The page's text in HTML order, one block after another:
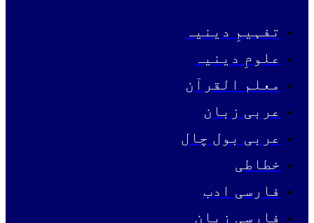
تفہیمِ دینیہ
علومِ دینیہ
معلم القرآن
عربی زبان
عربی بول چال
خطاطی
فارسی ادب
فارسی زبان